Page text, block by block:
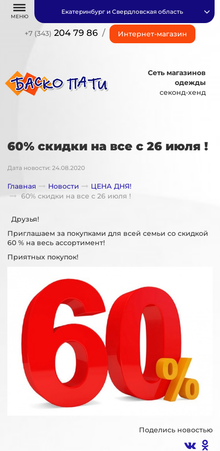
МЕНЮ
+7 (343) 204 79 86 / Интернет-магазин
Екатеринбург и Свердловская область
Сеть магазинов
одежды
секонд-хенд
60% скидки на все с 26 июля !
Дата новости: 24.08.2020
Главная Новости
ЦЕНА ДНЯ!
60% скидки на все с 26 июля !
Друзья!
Приглашаем за покупками для всей семьи со скидкой
60 % на весь ассортимент!
Приятных покупок!
Поделись новостью